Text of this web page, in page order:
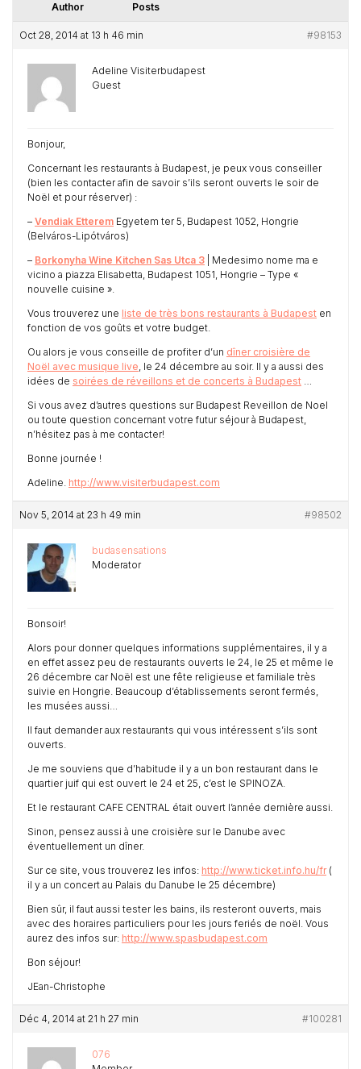
Author Posts
Oct 28, 2014 at 13 h 46 min #98153
Adeline Visiterbudapest
Guest
Bonjour,
Concernant les restaurants à Budapest, je peux vous conseiller
(bien les contacter afin de savoir s’ils seront ouverts le soir de
Noël et pour réserver) :
– Vendiak Etterem Egyetem ter 5, Budapest 1052, Hongrie
(Belváros-Lipótváros)
– Borkonyha Wine Kitchen Sas Utca 3 | Medesimo nome ma e
vicino a piazza Elisabetta, Budapest 1051, Hongrie – Type «
nouvelle cuisine ».
Vous trouverez une liste de très bons restaurants à Budapest en
fonction de vos goûts et votre budget.
Ou alors je vous conseille de profiter d’un dîner croisière de
Noël avec musique live, le 24 décembre au soir. Il y a aussi des
idées de soirées de réveillons et de concerts à Budapest …
Si vous avez d’autres questions sur Budapest Reveillon de Noel
ou toute question concernant votre futur séjour à Budapest,
n’hésitez pas à me contacter!
Bonne journée !
Adeline. http://www.visiterbudapest.com
Nov 5, 2014 at 23 h 49 min #98502
budasensations
Moderator
Bonsoir!
Alors pour donner quelques informations supplémentaires, il y a
en effet assez peu de restaurants ouverts le 24, le 25 et même le
26 décembre car Noël est une fête religieuse et familiale très
suivie en Hongrie. Beaucoup d’établissements seront fermés,
les musées aussi…
Il faut demander aux restaurants qui vous intéressent s’ils sont
ouverts.
Je me souviens que d’habitude il y a un bon restaurant dans le
quartier juif qui est ouvert le 24 et 25, c’est le SPINOZA.
Et le restaurant CAFE CENTRAL était ouvert l’année dernière aussi.
Sinon, pensez aussi à une croisière sur le Danube avec
éventuellement un dîner.
Sur ce site, vous trouverez les infos: http://www.ticket.info.hu/fr(
il y a un concert au Palais du Danube le 25 décembre)
Bien sûr, il faut aussi tester les bains, ils resteront ouverts, mais
avec des horaires particuliers pour les jours feriés de noël. Vous
aurez des infos sur: http://www.spasbudapest.com
Bon séjour!
JEan-Christophe
Déc 4, 2014 at 21 h 27 min #100281
076